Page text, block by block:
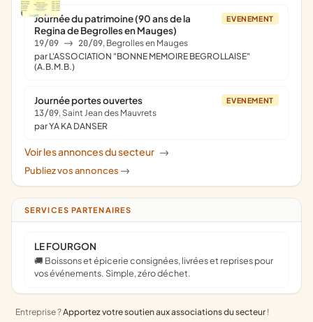
EVENEMENT
Journée du patrimoine (90 ans de la
Regina de Begrolles en Mauges)
19/09 -> 20/09, Begrolles en Mauges
par L'ASSOCIATION "BONNE MEMOIRE BEGROLLAISE"
(A.B.M.B.)
EVENEMENT
Journée portes ouvertes
13/09, Saint Jean des Mauvrets
par YA KA DANSER
Voir les annonces du secteur ->
Publiez vos annonces ->
SERVICES PARTENAIRES
LE FOURGON
🚚 Boissons et épicerie consignées, livrées et reprises pour
vos événements. Simple, zéro déchet.
Entreprise ?Apportez votre soutien aux associations du secteur !